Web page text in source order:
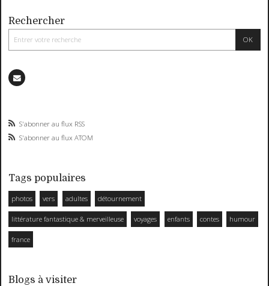
Rechercher
S'abonner au flux RSS
S'abonner au flux ATOM
Tags populaires
photos vers adultes détournement
littérature fantastique & merveilleuse voyages enfants contes humour
france
Blogs à visiter